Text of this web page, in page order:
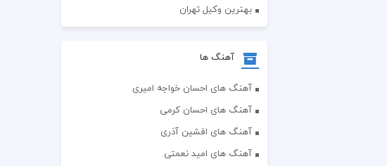
بهترین وکیل تهران
آهنگ ها
آهنگ های احسان خواجه امیری
آهنگ های احسان کرمی
آهنگ های افشین آذری
آهنگ های امید نعمتی